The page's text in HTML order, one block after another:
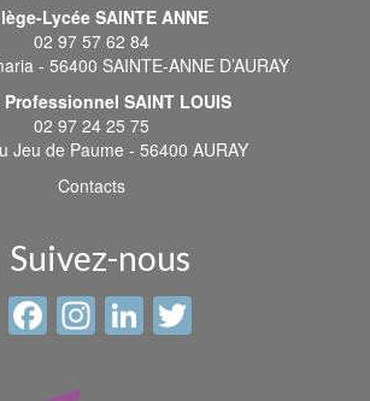
Lycée SAINTE ANNE
02 97 57 62 84
- 56400 SAINTE-ANNE D’AURAY
Professionnel SAINT LOUIS
02 97 24 25 75
Jeu de Paume - 56400 AURAY
Contacts
Suivez-nous
Facebook
Instagram
LinkedIn